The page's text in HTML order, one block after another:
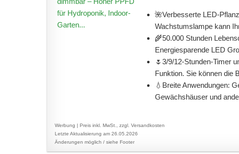
🌺Verbesserte LED-
Wachstumslampe kann
🌾50.000 Stunden
Energiesparende LED
🌷3/9/12-Stunden-Timer
Funktion. Sie können die
💧Breite Anwendungen:
Gewächshäuser und
Werbung | Preis inkl. MwSt., zzgl. Versandkosten
Letzte Aktualisierung am 26.05.2026
Änderungen möglich / siehe Footer